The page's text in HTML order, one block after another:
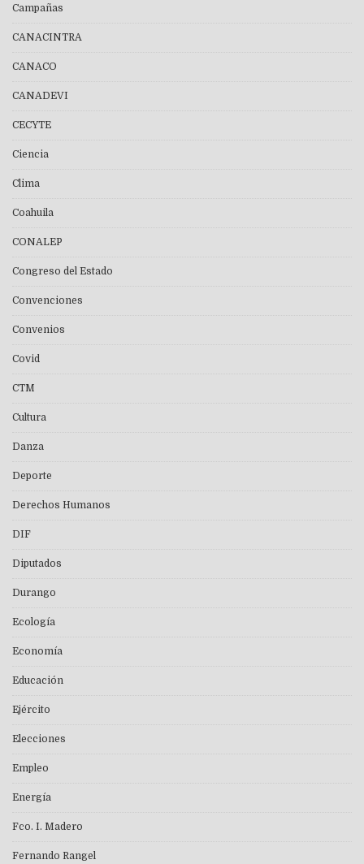
Campañas
CANACINTRA
CANACO
CANADEVI
CECYTE
Ciencia
Clima
Coahuila
CONALEP
Congreso del Estado
Convenciones
Convenios
Covid
CTM
Cultura
Danza
Deporte
Derechos Humanos
DIF
Diputados
Durango
Ecología
Economía
Educación
Ejército
Elecciones
Empleo
Energía
Fco. I. Madero
Fernando Rangel